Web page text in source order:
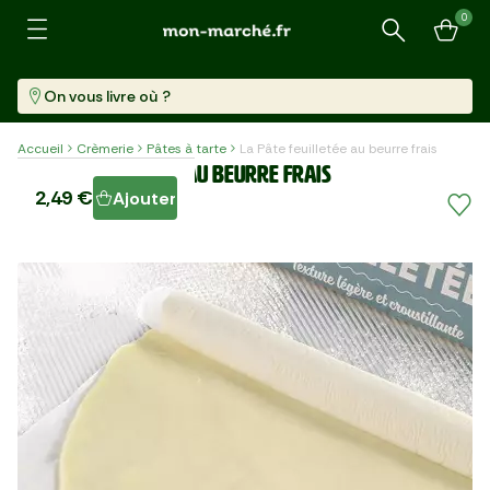
Recherche
0
On vous livre où ?
Accueil Crèmerie Pâtes à tarte La Pâte feuilletée au beurre frais
La Pâte feuilletée au beurre frais
2,49 € Ajouter